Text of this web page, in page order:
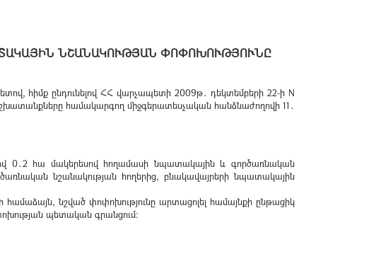
ՆՇԱՆԱԿՈՒԹՅԱՆ ՓՈՓՈԽՈՒԹՅՈՒՆԸ
հիմք ընդունելով ՀՀ վարչապետի 2009թ․ դեկտեմբերի 22-ի N
համակարգող միջգերատեսչական հանձնաժողովի 11․
0․2 հա մակերեսով հողամասի նպատակային և գործառնական
նշանակության հողերից, բնակավայրերի նպատակային
նշված փոփոխությունը արտացոլել համայնքի ընթացիկ
պետական գրանցում: